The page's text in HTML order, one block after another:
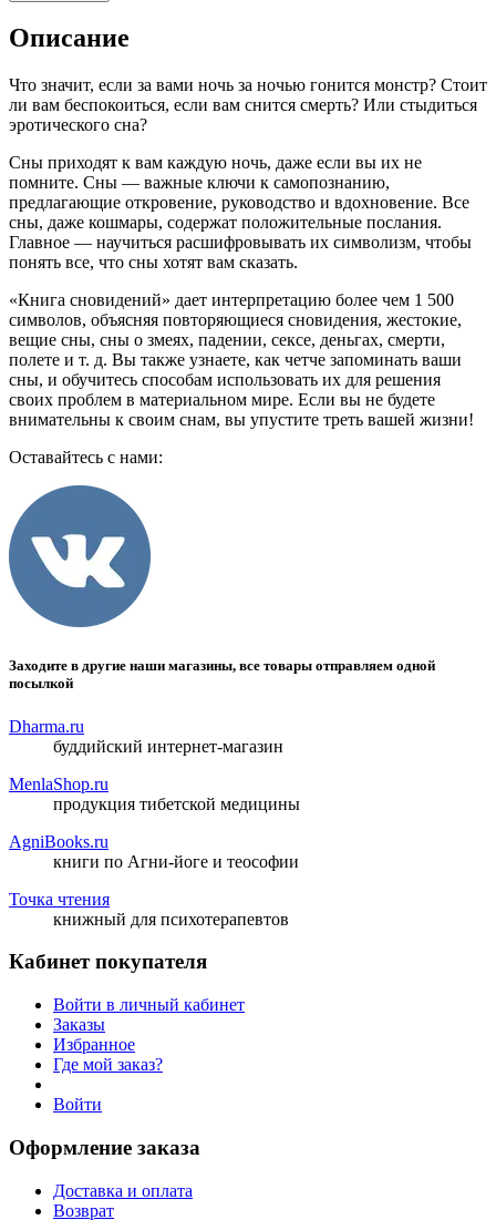
Описание
Что значит, если за вами ночь за ночью гонится монстр? Стоит
ли вам беспокоиться, если вам снится смерть? Или стыдиться
эротического сна?
Сны приходят к вам каждую ночь, даже если вы их не
помните. Сны — важные ключи к самопознанию,
предлагающие откровение, руководство и вдохновение. Все
сны, даже кошмары, содержат положительные послания.
Главное — научиться расшифровывать их символизм, чтобы
понять все, что сны хотят вам сказать.
«Книга сновидений» дает интерпретацию более чем 1 500
символов, объясняя повторяющиеся сновидения, жестокие,
вещие сны, сны о змеях, падении, сексе, деньгах, смерти,
полете и т. д. Вы также узнаете, как четче запоминать ваши
сны, и обучитесь способам использовать их для решения
своих проблем в материальном мире. Если вы не будете
внимательны к своим снам, вы упустите треть вашей жизни!
Оставайтесь с нами:
Заходите в другие наши магазины, все товары отправляем одной
посылкой
Dharma.ru
буддийский интернет-магазин
MenlaShop.ru
продукция тибетской медицины
AgniBooks.ru
книги по Агни-йоге и теософии
Точка чтения
книжный для психотерапевтов
Кабинет покупателя
Войти в личный кабинет
Заказы
Избранное
Где мой заказ?
Войти
Оформление заказа
Доставка и оплата
Возврат